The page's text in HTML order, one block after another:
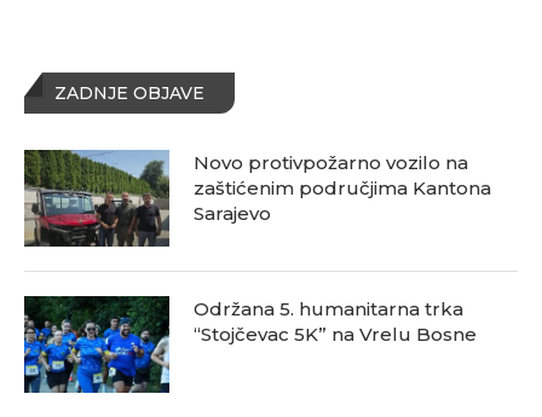
ZADNJE OBJAVE
Novo protivpožarno vozilo na
zaštićenim područjima Kantona
Sarajevo
Održana 5. humanitarna trka
“Stojčevac 5K” na Vrelu Bosne